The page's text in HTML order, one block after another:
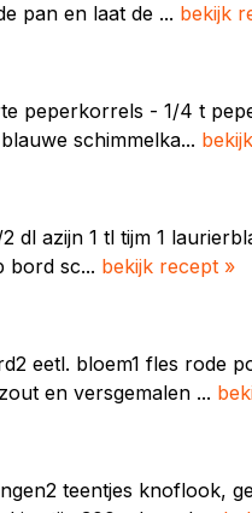
pan en laat de ... bekijk
peperkorrels - 1/4 t
schimmelka...
dl azijn 1 tl tijm 1
bord sc... bekijk recept »
eetl. bloem1 fles rode
en versgemalen ...
teentjes knoflook,